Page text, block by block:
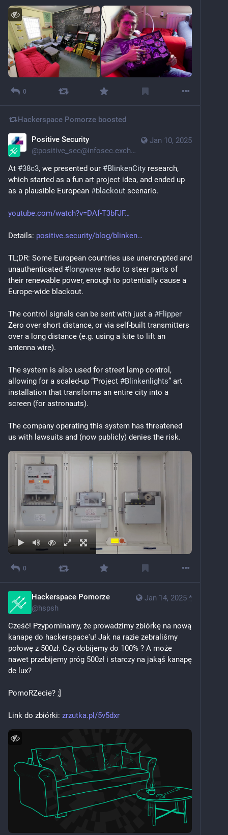
0
Hackerspace Pomorze boosted
Jan 10, 2025
Positive Security
@positive_sec@infosec.exchange
At #38c3, we presented our #BlinkenCity research,
which started as a fun art project idea, and ended up
as a plausible European #blackout scenario.
youtube.com/watch?v=DAf-T3bFJF
Details: positive.security/blog/blinken
TL;DR: Some European countries use unencrypted and
unauthenticated # longwave radio to steer parts of
their renewable power, enough to potentially cause a
Europe-wide blackout.
The control signals can be sent with just a #Flipper
Zero over short distance, or via self-built transmitters
over a long distance (e.g. using a kite to lift an
antenna wire).
The system is also used for street lamp control,
allowing for a scaled-up “Project #Blinkenlights” art
installation that transforms an entire city into a
screen (for astronauts).
The company operating this system has threatened
us with lawsuits and (now publicly) denies the risk.
0
Jan 14, 2025 *
Hackerspace Pomorze
@hspsh
Cześć! Pzypominamy, że prowadzimy zbiórkę na nową
kanapę do hackerspace'u! Jak na razie zebraliśmy
połowę z 500zł. Czy dobijemy do 100% ? A może
nawet przebijemy próg 500zł i starczy na jakąś kanapę
de lux?
PomoRZecie? ;]
Link do zbiórki: zrzutka.pl/5v5dxr